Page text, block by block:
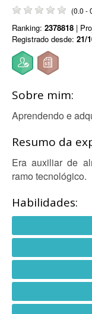
(0.0 -
Ranking: 2378818 |
Registrado desde: 21/
Sobre mim:
Aprendendo e
Resumo da
Era auxiliar de
ramo tecnológico.
Habilidades: